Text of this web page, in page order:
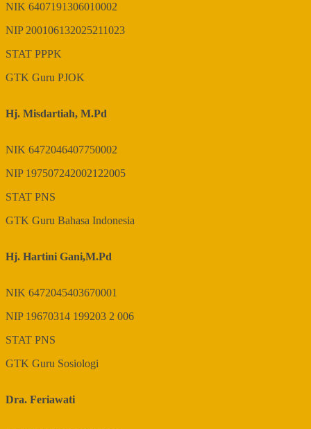
NIK 6407191306010002
NIP200106132025211023
STAT PPPK
GTK Guru PJOK
Hj. Misdartiah, M.Pd
NIK 6472046407750002
NIP 197507242002122005
STAT PNS
GTK Guru Bahasa Indonesia
Hj. Hartini Gani,M.Pd
NIK 6472045403670001
NIP 19670314 199203 2 006
STAT PNS
GTK Guru Sosiologi
Dra. Feriawati